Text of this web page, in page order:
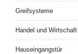
Greifsysteme
Handel und Wirtschaft
Hauseingangstür